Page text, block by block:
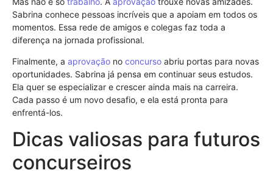
Sabrina conhece pessoas incríveis que a apoiam em todos os
momentos. Essa rede de amigos e colegas faz toda a
diferença na jornada profissional.
Finalmente, a aprovação no concurso abriu portas para novas
oportunidades. Sabrina já pensa em continuar seus estudos.
Ela quer se especializar e crescer ainda mais na carreira.
Cada passo é um novo desafio, e ela está pronta para
enfrentá-los.
Dicas valiosas para futuros
concurseiros